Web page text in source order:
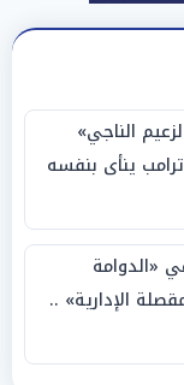
الناجي»
ينأى بنفسه
«الدوامة
الإدارية» ..